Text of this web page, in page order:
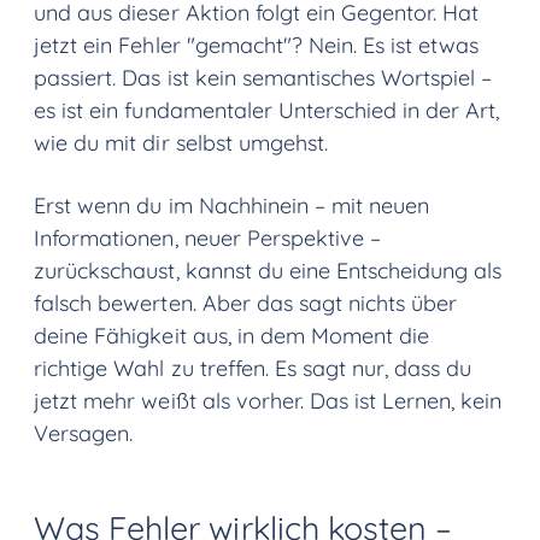
und aus dieser Aktion folgt ein Gegentor. Hat
jetzt ein Fehler "gemacht"? Nein. Es ist etwas
passiert. Das ist kein semantisches Wortspiel –
es ist ein fundamentaler Unterschied in der Art,
wie du mit dir selbst umgehst.
Erst wenn du im Nachhinein – mit neuen
Informationen, neuer Perspektive –
zurückschaust, kannst du eine Entscheidung als
falsch bewerten. Aber das sagt nichts über
deine Fähigkeit aus, in dem Moment die
richtige Wahl zu treffen. Es sagt nur, dass du
jetzt mehr weißt als vorher. Das ist Lernen, kein
Versagen.
Was Fehler wirklich kosten –